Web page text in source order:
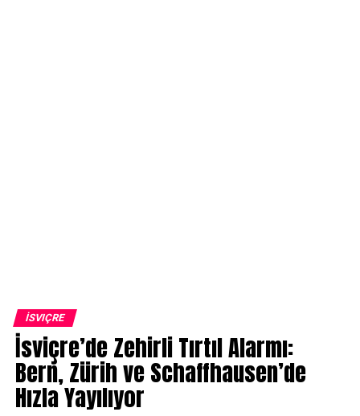
İSVIÇRE
İsviçre’de Zehirli Tırtıl Alarmı:
Bern, Zürih ve Schaffhausen’de
Hızla Yayılıyor